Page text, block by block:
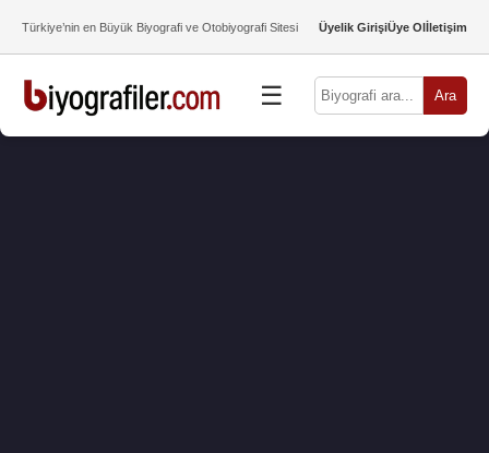
Türkiye’nin en Büyük Biyografi ve Otobiyografi Sitesi Üyelik GirişiÜye Olİletişim
☰ Ara